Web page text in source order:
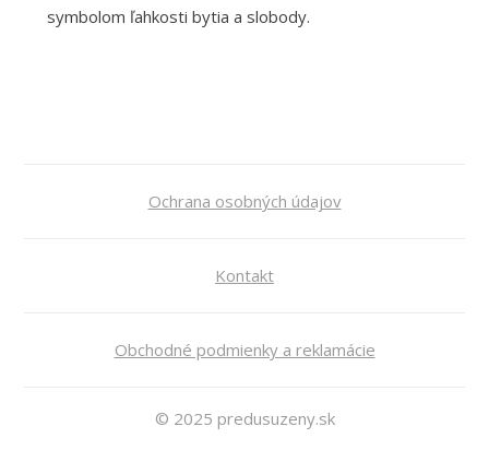
symbolom ľahkosti bytia a slobody.
Ochrana osobných údajov
Kontakt
Obchodné podmienky a reklamácie
© 2025 predusuzeny.sk